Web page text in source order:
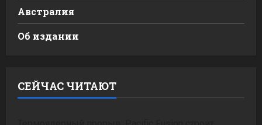
Австралия
Об издании
СЕЙЧАС ЧИТАЮТ